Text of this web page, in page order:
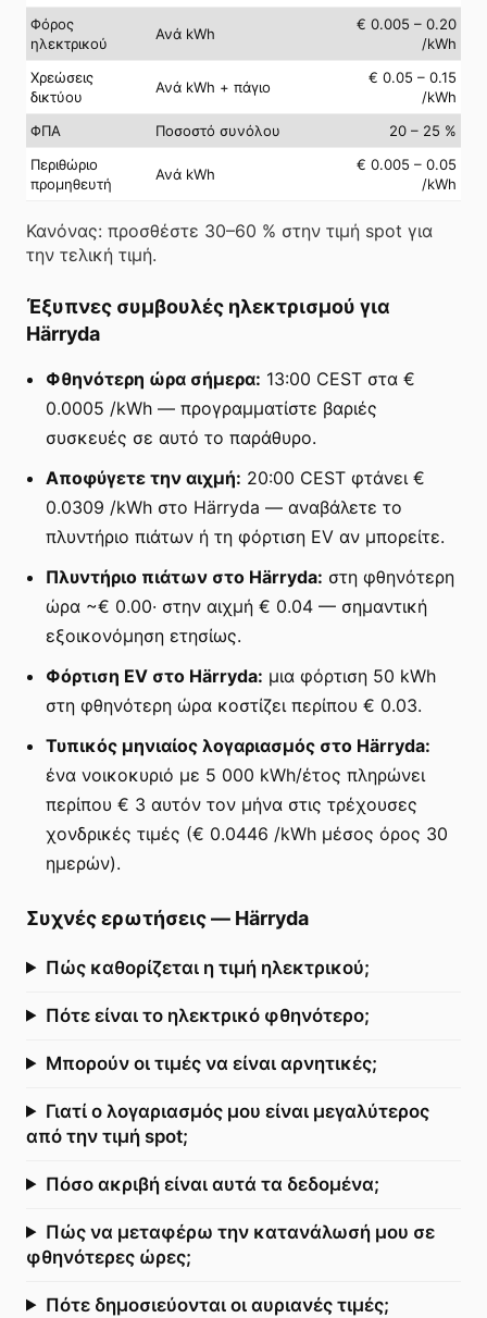
Φόρος
ηλεκτρικού
Ανά kWh
€ 0.005 – 0.20
/kWh
Χρεώσεις
δικτύου
Ανά kWh + πάγιο
€ 0.05 – 0.15
/kWh
ΦΠΑ
Ποσοστό συνόλου
20 – 25 %
Περιθώριο
προμηθευτή
Ανά kWh
€ 0.005 – 0.05
/kWh
Κανόνας: προσθέστε 30–60 % στην τιμή spot για
την τελική τιμή.
Έξυπνες συμβουλές ηλεκτρισμού για
Härryda
Φθηνότερη ώρα σήμερα: 13:00 CEST στα €
0.0005 /kWh — προγραμματίστε βαριές
συσκευές σε αυτό το παράθυρο.
Αποφύγετε την αιχμή: 20:00 CEST φτάνει €
0.0309 /kWh στο Härryda — αναβάλετε το
πλυντήριο πιάτων ή τη φόρτιση EV αν μπορείτε.
Πλυντήριο πιάτων στο Härryda: στη φθηνότερη
ώρα ~€ 0.00· στην αιχμή € 0.04 — σημαντική
εξοικονόμηση ετησίως.
Φόρτιση EV στο Härryda: μια φόρτιση 50 kWh
στη φθηνότερη ώρα κοστίζει περίπου € 0.03.
Τυπικός μηνιαίος λογαριασμός στο Härryda:
ένα νοικοκυριό με 5 000 kWh/έτος πληρώνει
περίπου € 3 αυτόν τον μήνα στις τρέχουσες
χονδρικές τιμές (€ 0.0446 /kWh μέσος όρος 30
ημερών).
Συχνές ερωτήσεις— Härryda
Πώς καθορίζεται η τιμή ηλεκτρικού;
Πότε είναι το ηλεκτρικό φθηνότερο;
Μπορούν οι τιμές να είναι αρνητικές;
Γιατί ο λογαριασμός μου είναι μεγαλύτερος
από την τιμή spot;
Πόσο ακριβή είναι αυτά τα δεδομένα;
Πώς να μεταφέρω την κατανάλωσή μου σε
φθηνότερες ώρες;
Πότε δημοσιεύονται οι αυριανές τιμές;